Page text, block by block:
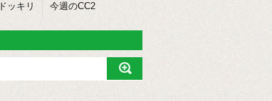
ドッキリ 今週のCC2